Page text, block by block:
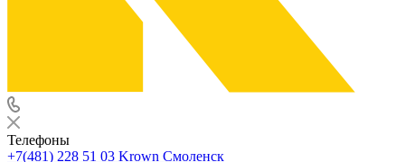
Телефоны
+7(481) 228 51 03 Krown Смоленск